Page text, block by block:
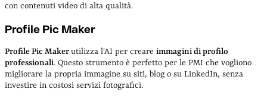
con contenuti video di alta qualità.
Profile Pic Maker
Profile Pic Makerutilizza l'AI per creare immagini di profilo
professionali. Questo strumento è perfetto per le PMI che vogliono
migliorare la propria immagine su siti, blog o su LinkedIn, senza
investire in costosi servizi fotografici.